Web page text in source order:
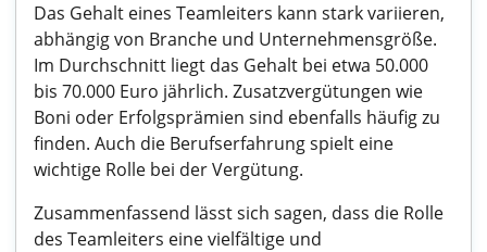
Das Gehalt eines Teamleiters kann stark variieren,
abhängig von Branche und Unternehmensgröße.
Im Durchschnitt liegt das Gehalt bei etwa 50.000
bis 70.000 Euro jährlich. Zusatzvergütungen wie
Boni oder Erfolgsprämien sind ebenfalls häufig zu
finden. Auch die Berufserfahrung spielt eine
wichtige Rolle bei der Vergütung.
Zusammenfassend lässt sich sagen, dass die Rolle
des Teamleiters eine vielfältige und